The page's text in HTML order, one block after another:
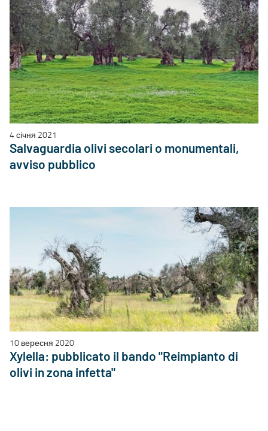
4 січня 2021
Salvaguardia olivi secolari o monumentali,
avviso pubblico
10 вересня 2020
Xylella: pubblicato il bando "Reimpianto di
olivi in zona infetta"